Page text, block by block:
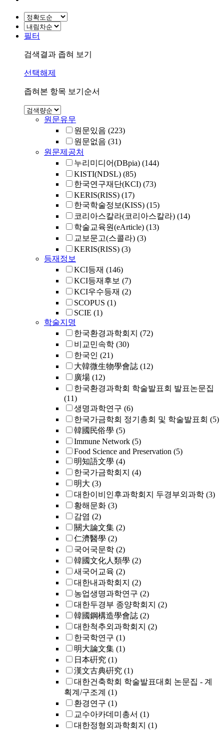
필터
검색결과 좁혀 보기
선택해제
좁혀본 항목 보기순서
원문유무
원문있음 (223)
원문없음 (31)
원문제공처
누리미디어(DBpia) (144)
KISTI(NDSL) (85)
한국연구재단(KCI) (73)
KERIS(RISS) (17)
한국학술정보(KISS) (15)
코리아스칼라(코리아스칼라) (14)
학술교육원(eArticle) (13)
교보문고(스콜라) (3)
KERIS(RISS) (3)
등재정보
KCI등재 (146)
KCI등재후보 (7)
KCI우수등재 (2)
SCOPUS (1)
SCIE (1)
학술지명
한국환경과학회지 (72)
비교민속학 (30)
한국인 (21)
大韓微生物學會誌 (12)
廣場 (12)
한국환경과학회 학술발표회 발표논문집
(11)
생명과학연구 (6)
한국가금학회 정기총회 및 학술발표회 (5)
韓國民俗學 (5)
Immune Network (5)
Food Science and Preservation (5)
明知語文學 (4)
한국가금학회지 (4)
明大 (3)
대한이비인후과학회지 두경부외과학 (3)
황해문화 (3)
감염 (2)
關大論文集 (2)
仁濟醫學 (2)
국어국문학 (2)
韓國文化人類學 (2)
새국어교육 (2)
대한내과학회지 (2)
농업생명과학연구 (2)
대한두경부 종양학회지 (2)
韓國鋼構造學會誌 (2)
대한척추외과학회지 (2)
한국학연구 (1)
明大論文集 (1)
日本硏究 (1)
漢文古典硏究 (1)
대한건축학회 학술발표대회 논문집 - 계
획계/구조계 (1)
환경연구 (1)
교수아카데미총서 (1)
대한정형외과학회지 (1)